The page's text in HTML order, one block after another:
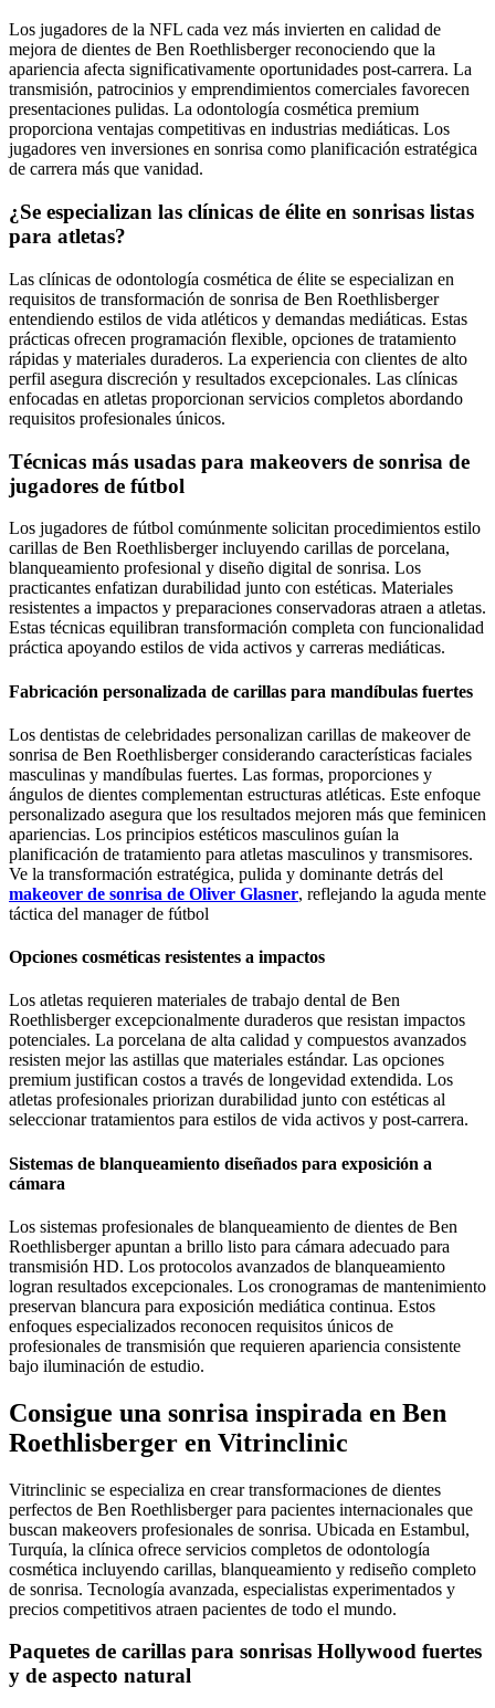
Los jugadores de la NFL cada vez más invierten en calidad de
mejora de dientes de Ben Roethlisberger reconociendo que la
apariencia afecta significativamente oportunidades post-carrera. La
transmisión, patrocinios y emprendimientos comerciales favorecen
presentaciones pulidas. La odontología cosmética premium
proporciona ventajas competitivas en industrias mediáticas. Los
jugadores ven inversiones en sonrisa como planificación estratégica
de carrera más que vanidad.
¿Se especializan las clínicas de élite en sonrisas listas
para atletas?
Las clínicas de odontología cosmética de élite se especializan en
requisitos de transformación de sonrisa de Ben Roethlisberger
entendiendo estilos de vida atléticos y demandas mediáticas. Estas
prácticas ofrecen programación flexible, opciones de tratamiento
rápidas y materiales duraderos. La experiencia con clientes de alto
perfil asegura discreción y resultados excepcionales. Las clínicas
enfocadas en atletas proporcionan servicios completos abordando
requisitos profesionales únicos.
Técnicas más usadas para makeovers de sonrisa de
jugadores de fútbol
Los jugadores de fútbol comúnmente solicitan procedimientos estilo
carillas de Ben Roethlisberger incluyendo carillas de porcelana,
blanqueamiento profesional y diseño digital de sonrisa. Los
practicantes enfatizan durabilidad junto con estéticas. Materiales
resistentes a impactos y preparaciones conservadoras atraen a atletas.
Estas técnicas equilibran transformación completa con funcionalidad
práctica apoyando estilos de vida activos y carreras mediáticas.
Fabricación personalizada de carillas para mandíbulas fuertes
Los dentistas de celebridades personalizan carillas de makeover de
sonrisa de Ben Roethlisberger considerando características faciales
masculinas y mandíbulas fuertes. Las formas, proporciones y
ángulos de dientes complementan estructuras atléticas. Este enfoque
personalizado asegura que los resultados mejoren más que feminicen
apariencias. Los principios estéticos masculinos guían la
planificación de tratamiento para atletas masculinos y transmisores.
Ve la transformación estratégica, pulida y dominante detrás del
makeover de sonrisa de Oliver Glasner, reflejando la aguda mente
táctica del manager de fútbol
Opciones cosméticas resistentes a impactos
Los atletas requieren materiales de trabajo dental de Ben
Roethlisberger excepcionalmente duraderos que resistan impactos
potenciales. La porcelana de alta calidad y compuestos avanzados
resisten mejor las astillas que materiales estándar. Las opciones
premium justifican costos a través de longevidad extendida. Los
atletas profesionales priorizan durabilidad junto con estéticas al
seleccionar tratamientos para estilos de vida activos y post-carrera.
Sistemas de blanqueamiento diseñados para exposición a
cámara
Los sistemas profesionales de blanqueamiento de dientes de Ben
Roethlisberger apuntan a brillo listo para cámara adecuado para
transmisión HD. Los protocolos avanzados de blanqueamiento
logran resultados excepcionales. Los cronogramas de mantenimiento
preservan blancura para exposición mediática continua. Estos
enfoques especializados reconocen requisitos únicos de
profesionales de transmisión que requieren apariencia consistente
bajo iluminación de estudio.
Consigue una sonrisa inspirada en Ben
Roethlisberger en Vitrinclinic
Vitrinclinic se especializa en crear transformaciones de dientes
perfectos de Ben Roethlisberger para pacientes internacionales que
buscan makeovers profesionales de sonrisa. Ubicada en Estambul,
Turquía, la clínica ofrece servicios completos de odontología
cosmética incluyendo carillas, blanqueamiento y rediseño completo
de sonrisa. Tecnología avanzada, especialistas experimentados y
precios competitivos atraen pacientes de todo el mundo.
Paquetes de carillas para sonrisas Hollywood fuertes
y de aspecto natural